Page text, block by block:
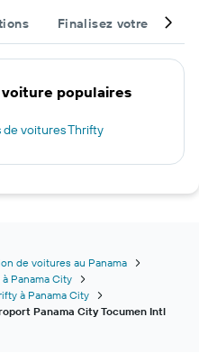
Finalisez votre voyage
populaires
de voitures Thrifty
de voitures au Panama
Panama City
à Panama City
Panama City Tocumen Intl